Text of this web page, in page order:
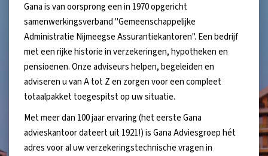
Gana is van oorsprong een in 1970 opgericht
samenwerkingsverband "Gemeenschappelijke
Administratie Nijmeegse Assurantiekantoren". Een bedrijf
met een rijke historie in verzekeringen, hypotheken en
pensioenen. Onze adviseurs helpen, begeleiden en
adviseren u van A tot Z en zorgen voor een compleet
totaalpakket toegespitst op uw situatie.
Met meer dan 100 jaar ervaring (het eerste Gana
advieskantoor dateert uit 1921!) is Gana Adviesgroep hét
adres voor al uw verzekeringstechnische vragen in